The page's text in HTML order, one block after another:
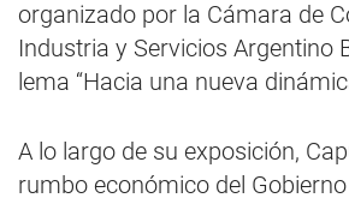
organizado por la Cámara de
Industria y Servicios Argentino
lema “Hacia una nueva
A lo largo de su exposición,
rumbo económico del